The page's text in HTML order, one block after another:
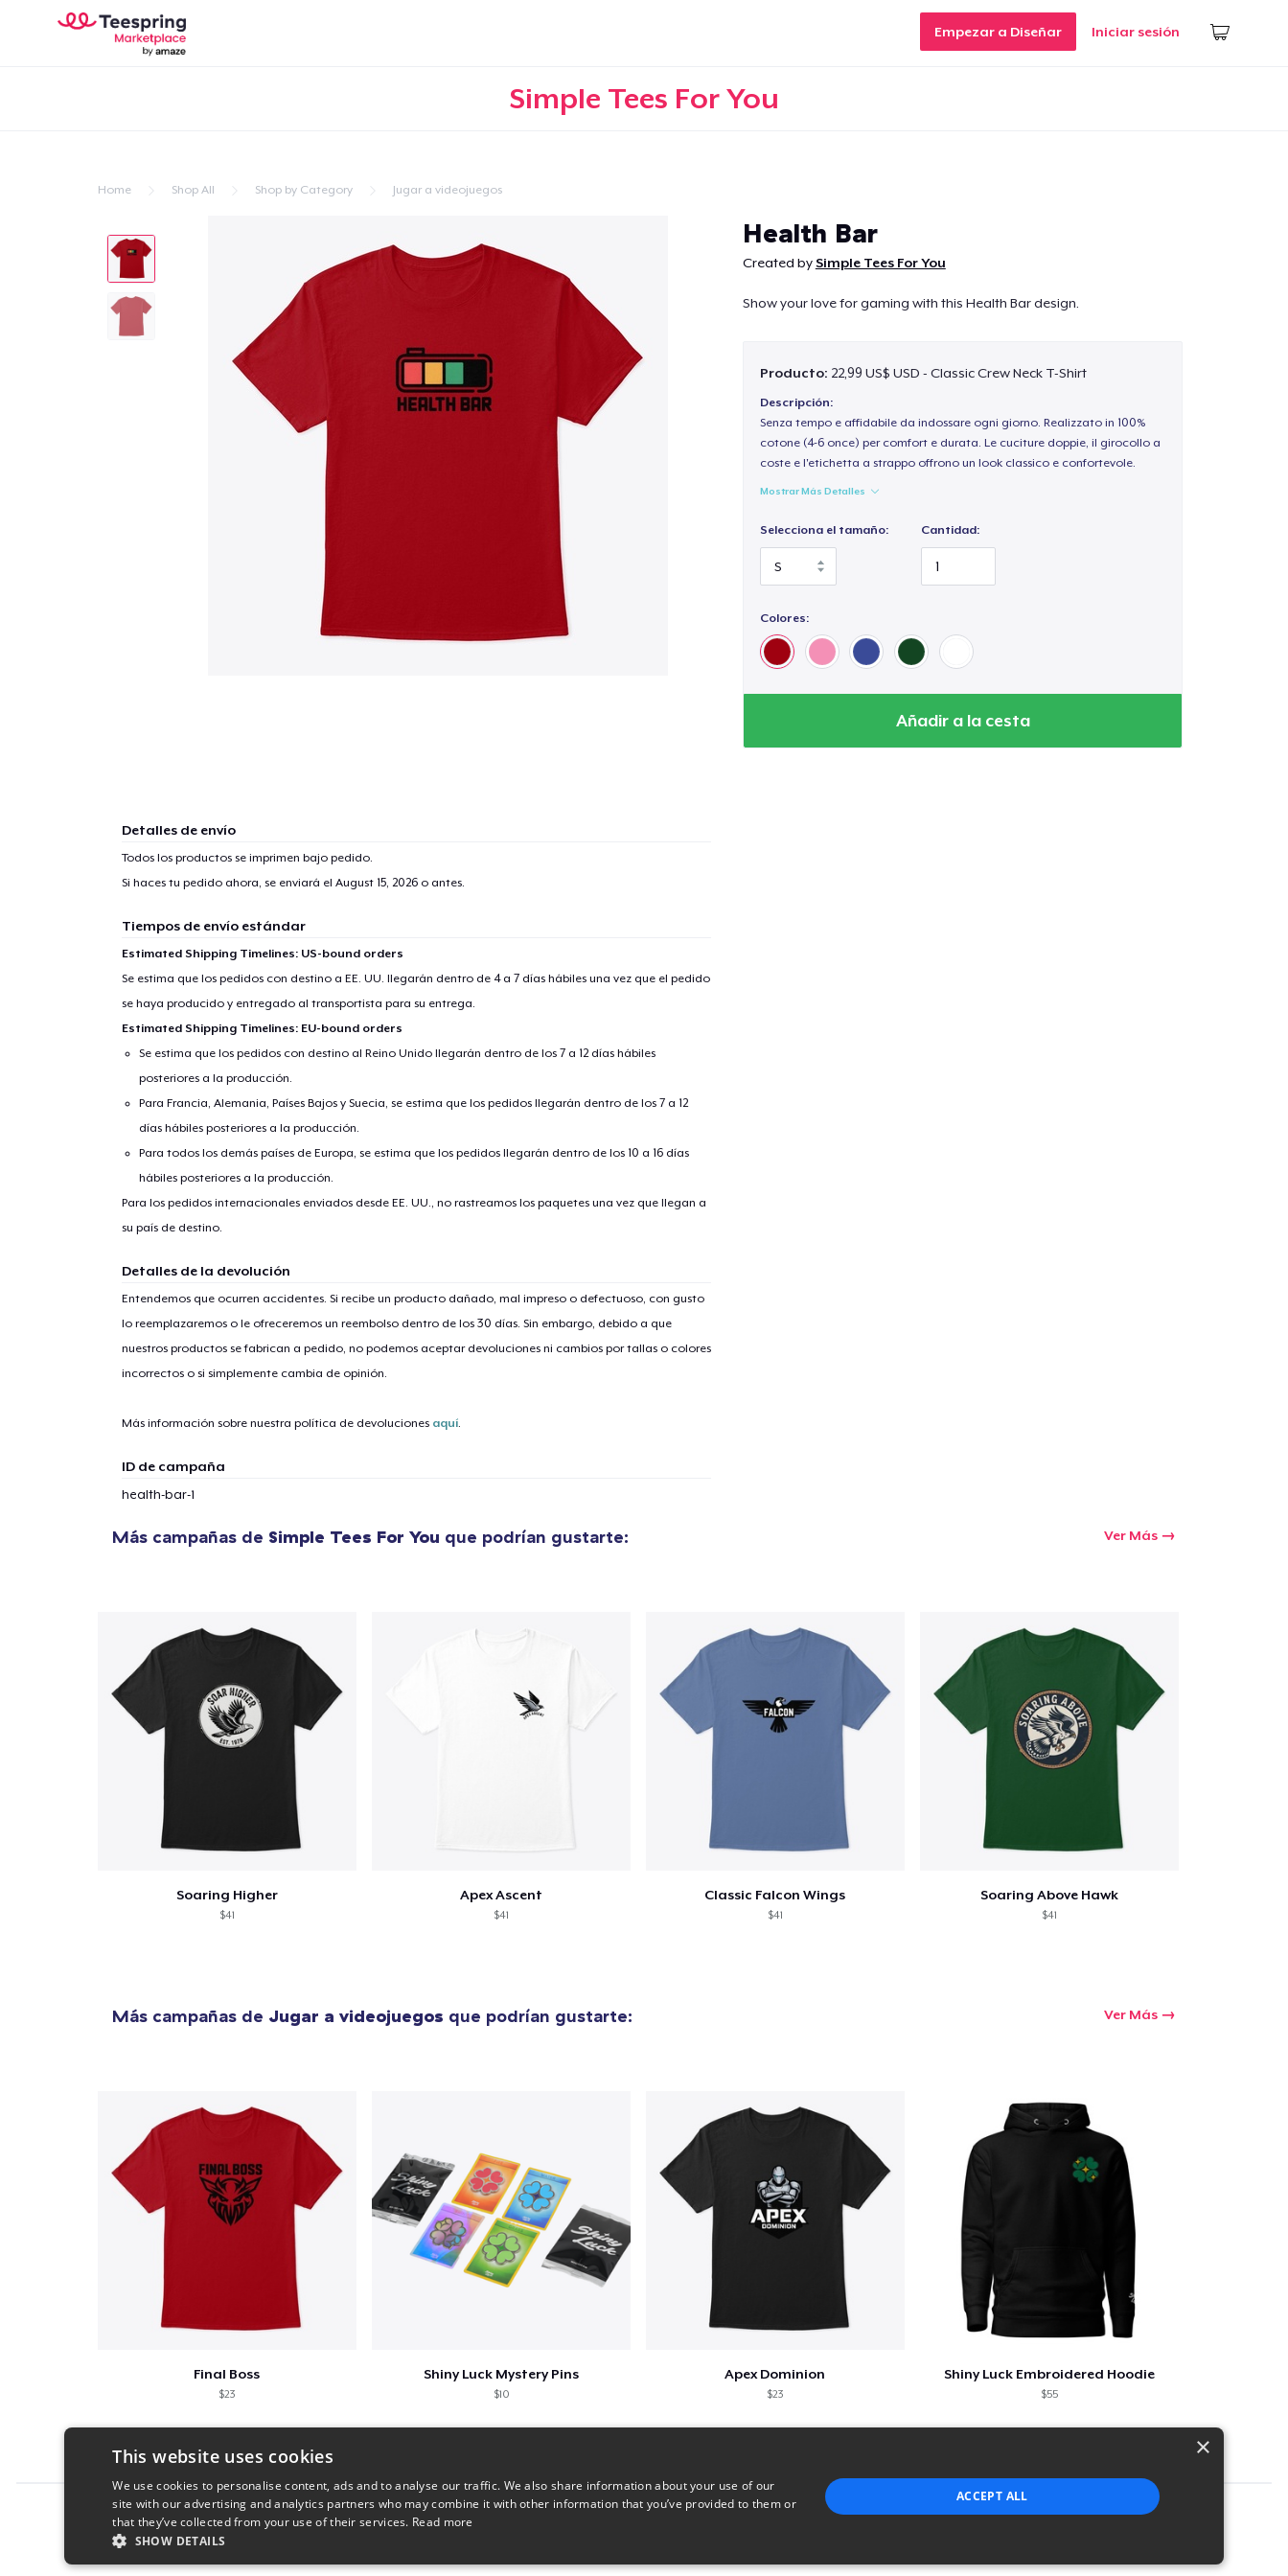
Empezar a Diseñar Iniciar sesión
Simple Tees For You
Home Shop All Shop by Category Jugar a videojuegos
Health Bar
Created bySimple Tees For You
Show your love for gaming with this Health Bar design.
Producto: 22,99 US$ USD - Classic Crew Neck T-Shirt
Descripción:
Senza tempo e affidabile da indossare ogni giorno. Realizzato in 100%
cotone (4-6 once) per comfort e durata. Le cuciture doppie, il girocollo a
coste e l'etichetta a strappo offrono un look classico e confortevole.
Mostrar Más Detalles
Selecciona el tamaño: Cantidad:
Colores:
Añadir a la cesta
Detalles de envío
Todos los productos se imprimen bajo pedido.
Si haces tu pedido ahora, se enviará el August 15, 2026o antes.
Tiempos de envío estándar
Estimated Shipping Timelines: US-bound orders
Se estima que los pedidos con destino a EE. UU. llegarán dentro de 4 a 7 días hábiles una vez que el pedido
se haya producido y entregado al transportista para su entrega.
Estimated Shipping Timelines: EU-bound orders
Se estima que los pedidos con destino al Reino Unido llegarán dentro de los 7 a 12 días hábiles
posteriores a la producción.
Para Francia, Alemania, Países Bajos y Suecia, se estima que los pedidos llegarán dentro de los 7 a 12
días hábiles posteriores a la producción.
Para todos los demás países de Europa, se estima que los pedidos llegarán dentro de los 10 a 16 días
hábiles posteriores a la producción.
Para los pedidos internacionales enviados desde EE. UU., no rastreamos los paquetes una vez que llegan a
su país de destino.
Detalles de la devolución
Entendemos que ocurren accidentes. Si recibe un producto dañado, mal impreso o defectuoso, con gusto
lo reemplazaremos o le ofreceremos un reembolso dentro de los 30 días. Sin embargo, debido a que
nuestros productos se fabrican a pedido, no podemos aceptar devoluciones ni cambios por tallas o colores
incorrectos o si simplemente cambia de opinión.
Más información sobre nuestra política de devoluciones aquí.
ID de campaña
health-bar-1
Más campañas de Simple Tees For You que podrían gustarte: Ver Más
Soaring Higher
$41
Apex Ascent
$41
Classic Falcon Wings
$41
Soaring Above Hawk
$41
Más campañas de Jugar a videojuegos que podrían gustarte: Ver Más
Final Boss
$23
Shiny Luck Mystery Pins
$10
Apex Dominion
$23
Shiny Luck Embroidered Hoodie
$55
Report this product
1artículo añadido al
×
This website uses cookies
We use cookies to personalise content, ads and to analyse our traffic. We also share information about your use of our
site with our advertising and analytics partners who may combine it with other information that you’ve provided to them or
that they’ve collected from your use of their services. Read more
SHOW DETAILS
ACCEPT ALL